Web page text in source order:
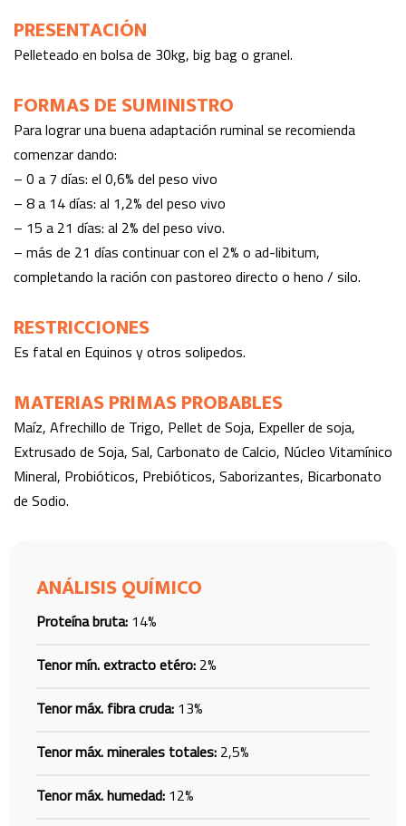
PRESENTACIÓN
Pelleteado en bolsa de 30kg, big bag o granel.
FORMAS DE SUMINISTRO
Para lograr una buena adaptación ruminal se recomienda
comenzar dando:
– 0 a 7 días: el 0,6% del peso vivo
– 8 a 14 días: al 1,2% del peso vivo
– 15 a 21 días: al 2% del peso vivo.
– más de 21 días continuar con el 2% o ad-libitum,
completando la ración con pastoreo directo o heno / silo.
RESTRICCIONES
Es fatal en Equinos y otros solipedos.
MATERIAS PRIMAS PROBABLES
Maíz, Afrechillo de Trigo, Pellet de Soja, Expeller de soja,
Extrusado de Soja, Sal, Carbonato de Calcio, Núcleo Vitamínico
Mineral, Probióticos, Prebióticos, Saborizantes, Bicarbonato
de Sodio.
ANÁLISIS QUÍMICO
Proteína bruta: 14%
Tenor mín. extracto etéro: 2%
Tenor máx. fibra cruda: 13%
Tenor máx. minerales totales: 2,5%
Tenor máx. humedad: 12%